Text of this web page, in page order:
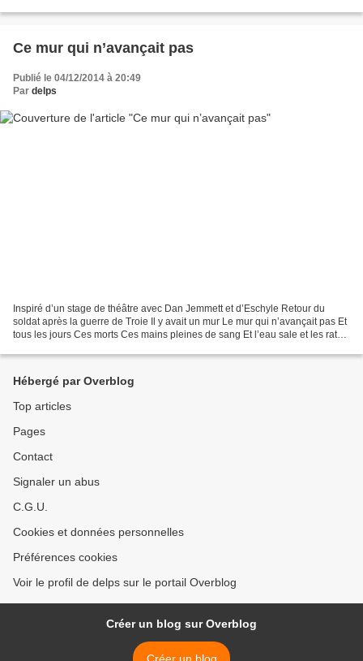
Ce mur qui n’avançait pas
Publié le 04/12/2014 à 20:49
Par delps
Inspiré d’un stage de théâtre avec Dan Jemmett et d’Eschyle Retour du
soldat après la guerre de Troie Il y avait un mur Le mur qui n’avançait pas Et
tous les jours Ces morts Ces mains pleines de sang Et l’eau sale et les rats
Hébergé par Overblog
Top articles
Pages
Contact
Signaler un abus
C.G.U.
Cookies et données personnelles
Préférences cookies
Voir le profil de delps sur le portail Overblog
Créer un blog sur Overblog